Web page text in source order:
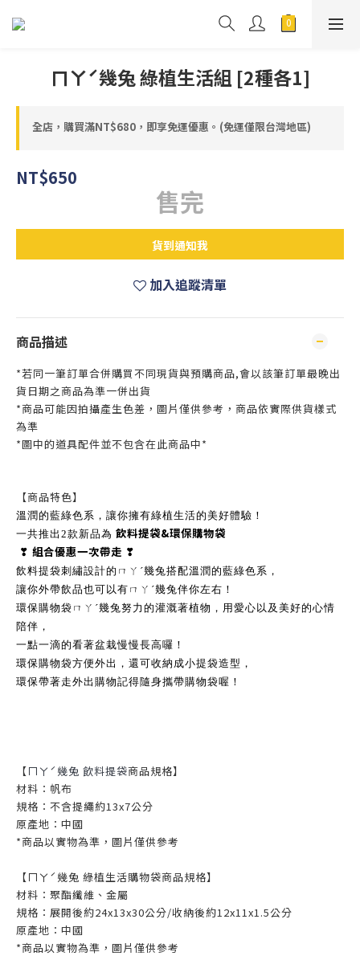
ㄇㄚˊ幾兔 綠植生活組 [2種各1]
全店，購買滿NT$680，即享免運優惠。(免運僅限台灣地區)
NT$650
售完
貨到通知我
加入追蹤清單
商品描述
*若同一筆訂單合併購買不同現貨與預購商品,會以該筆訂單最晚出
貨日期之商品為準一併出貨
*商品可能因拍攝產生色差，圖片僅供參考，商品依實際供貨樣式
為準
*圖中的道具配件並不包含在此商品中*
【商品特色】
溫潤的藍綠色系，讓你擁有綠植生活的美好體驗！
一共推出2款新品為 飲料提袋&環保購物袋
❣ 組合優惠一次帶走 ❣
飲料提袋刺繡設計的ㄇㄚˊ幾兔搭配溫潤的藍綠色系，
讓你外帶飲品也可以有ㄇㄚˊ幾兔伴你左右！
環保購物袋ㄇㄚˊ幾兔努力的灌溉著植物，用愛心以及美好的心情
陪伴，
一點一滴的看著盆栽慢慢長高囉！
環保購物袋方便外出，還可收納成小提袋造型，
環保帶著走外出購物記得隨身攜帶購物袋喔！
【ㄇㄚˊ幾兔 飲料提袋商品規格】
材料：帆布
規格：不含提繩約13x7公分
原產地：中國
*商品以實物為準，圖片僅供參考
【ㄇㄚˊ幾兔 綠植生活購物袋商品規格】
材料：聚酯纖維、金屬
規格：展開後約24x13x30公分/收納後約12x11x1.5公分
原產地：中國
*商品以實物為準，圖片僅供參考